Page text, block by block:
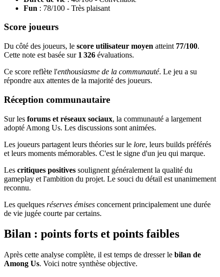
Fun : 78/100 - Très plaisant
Score joueurs
Du côté des joueurs, le score utilisateur moyen atteint 77/100.
Cette note est basée sur 1 326 évaluations.
Ce score reflète l'enthousiasme de la communauté. Le jeu a su
répondre aux attentes de la majorité des joueurs.
Réception communautaire
Sur les forums et réseaux sociaux, la communauté a largement
adopté Among Us. Les discussions sont animées.
Les joueurs partagent leurs théories sur le lore, leurs builds préférés
et leurs moments mémorables. C'est le signe d'un jeu qui marque.
Les critiques positives soulignent généralement la qualité du
gameplay et l'ambition du projet. Le souci du détail est unanimement
reconnu.
Les quelques réserves émises concernent principalement une durée
de vie jugée courte par certains.
Bilan : points forts et points faibles
Après cette analyse complète, il est temps de dresser le bilan de
Among Us. Voici notre synthèse objective.